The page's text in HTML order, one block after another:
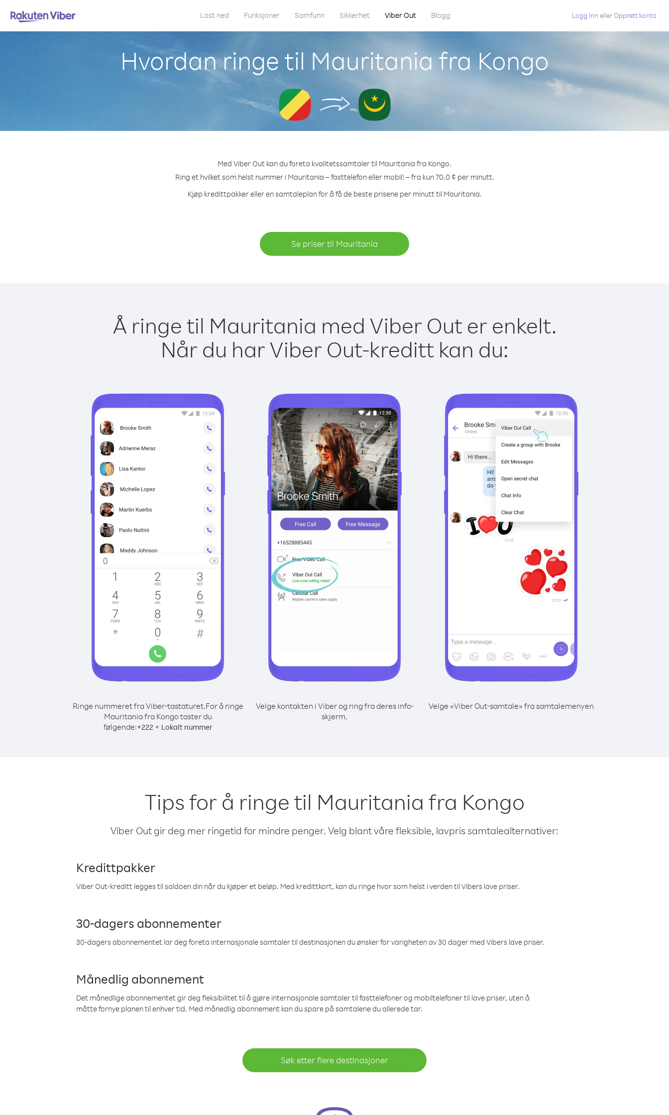
Last ned Funksjoner Samfunn Sikkerhet Viber Out Blogg Logg Inn ellerOpprett konto
Hvordan ringe til Mauritania fra Kongo
Med Viber Out kan du foreta kvalitetssamtaler til Mauritania fra Kongo.
Ring et hvilket som helst nummer i Mauritania – fasttelefon eller mobil! – fra kun 70.0 ¢ per minutt.
Kjøp kredittpakker eller en samtaleplan for å få de beste prisene per minutt til Mauritania.
Se priser til Mauritania
Å ringe til Mauritania med Viber Out er enkelt.
Når du har Viber Out-kreditt kan du:
Ringe nummeret fra Viber-tastaturet.For å ringe
Mauritania fra Kongo taster du
følgende:+222+ Lokalt nummer
Velge kontakten i Viber og ring fra deres info-
skjerm.
Velge «Viber Out-samtale» fra samtalemenyen
Tips for å ringe til Mauritania fra Kongo
Viber Out gir deg mer ringetid for mindre penger. Velg blant våre fleksible, lavpris samtalealternativer:
Kredittpakker
Viber Out-kreditt legges til saldoen din når du kjøper et beløp. Med kredittkort, kan du ringe hvor som helst i verden til Vibers lave priser.
30-dagers abonnementer
30-dagers abonnementet lar deg foreta internasjonale samtaler til destinasjonen du ønsker for varigheten av 30 dager med Vibers lave priser.
Månedlig abonnement
Det månedlige abonnementet gir deg fleksibilitet til å gjøre internasjonale samtaler til fasttelefoner og mobiltelefoner til lave priser, uten å
måtte fornye planen til enhver tid. Med månedlig abonnement kan du spare på samtalene du allerede tar.
Søk etter flere destinasjoner